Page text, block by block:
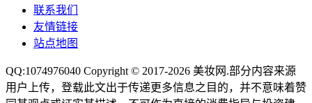
联系我们
友情链接
站点地图
QQ:1074976040 Copyright © 2017-2026 美妆网 .部分内容来源
用户上传，登载此文出于传递更多信息之目的，并不意味着赞